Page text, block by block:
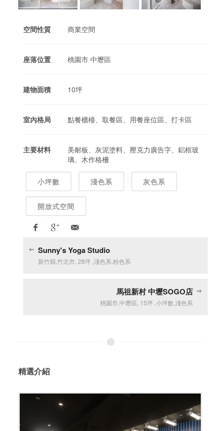
空間性質 商業空間
座落位置 桃園市 中壢區
建物面積 10坪
室內格局 點餐櫃檯、取餐區、用餐座位區、打卡區
主要材料
美耐板、灰泥塗料、壓克力廣告字、鋁框玻
璃、木作格柵
小坪數 淺色系 灰色系
開放式空間
Sunny's Yoga Studio
新竹縣,竹北市 ,28坪 ,淺色系 粉色系
馬祖新村 中壢SOGO店
桃園市,中壢區 15坪, 小坪數 淺色系
精選介紹